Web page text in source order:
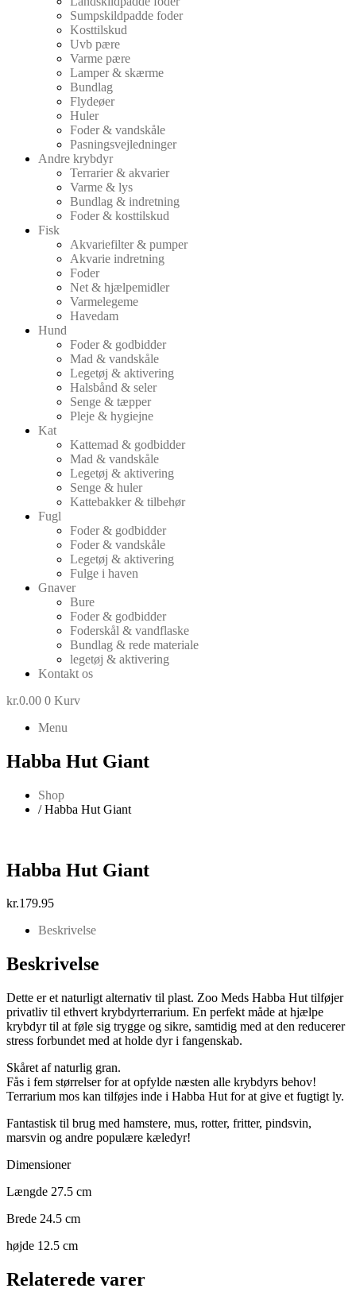
Sumpskildpadde foder
Kosttilskud
Uvb pære
Varme pære
Lamper & skærme
Bundlag
Flydeøer
Huler
Foder & vandskåle
Pasningsvejledninger
Andre krybdyr
Terrarier & akvarier
Varme & lys
Bundlag & indretning
Foder & kosttilskud
Fisk
Akvariefilter & pumper
Akvarie indretning
Foder
Net & hjælpemidler
Varmelegeme
Havedam
Hund
Foder & godbidder
Mad & vandskåle
Legetøj & aktivering
Halsbånd & seler
Senge & tæpper
Pleje & hygiejne
Kat
Kattemad & godbidder
Mad & vandskåle
Legetøj & aktivering
Senge & huler
Kattebakker & tilbehør
Fugl
Foder & godbidder
Foder & vandskåle
Legetøj & aktivering
Fulge i haven
Gnaver
Bure
Foder & godbidder
Foderskål & vandflaske
Bundlag & rede materiale
legetøj & aktivering
Kontakt os
kr.0.00 0 Kurv
Menu
Habba Hut Giant
Shop
/ Habba Hut Giant
Habba Hut Giant
kr.179.95
Beskrivelse
Beskrivelse
Dette er et naturligt alternativ til plast. Zoo Meds Habba Hut tilføjer
privatliv til ethvert krybdyrterrarium. En perfekt måde at hjælpe
krybdyr til at føle sig trygge og sikre, samtidig med at den reducerer
stress forbundet med at holde dyr i fangenskab.
Skåret af naturlig gran.
Fås i fem størrelser for at opfylde næsten alle krybdyrs behov!
Terrarium mos kan tilføjes inde i Habba Hut for at give et fugtigt ly.
Fantastisk til brug med hamstere, mus, rotter, fritter, pindsvin,
marsvin og andre populære kæledyr!
Dimensioner
Længde 27.5 cm
Brede 24.5 cm
højde 12.5 cm
Relaterede varer